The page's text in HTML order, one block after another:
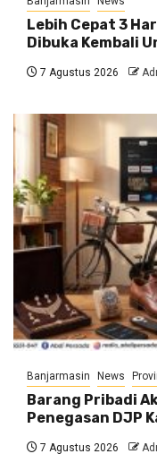
Lebih Cepat 3
Dibuka Kembali
7 Agustus 2026
Banjarmasin News
Barang Pribadi
Penegasan DJP
7 Agustus 2026